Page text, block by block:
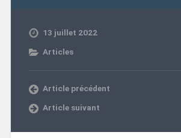
13 juillet 2022
Articles
Article précédent
Article suivant